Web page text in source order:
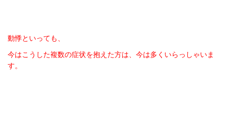
動悸といっても、
今はこうした複数の症状を抱えた方は、今は多くいらっし ゃいま
す。